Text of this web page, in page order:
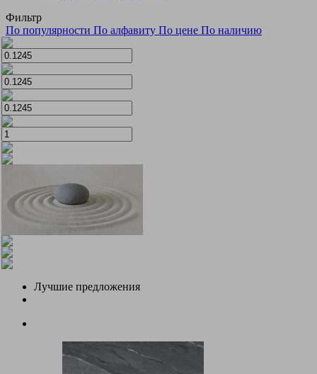
Фильтр
По популярности По алфавиту По цене По наличию
Лучшие предложения